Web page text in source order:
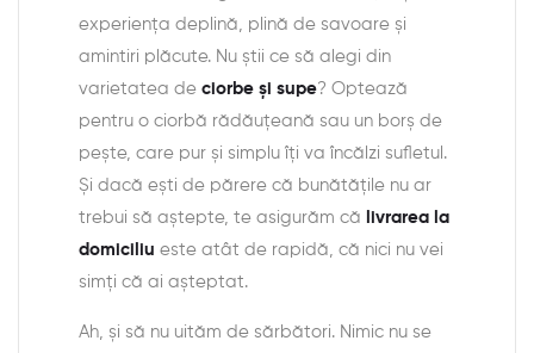
experiența deplină, plină de savoare și
amintiri plăcute. Nu știi ce să alegi din
varietatea de ciorbe şi supe? Optează
pentru o ciorbă rădăuțeană sau un borș de
pește, care pur și simplu îți va încălzi sufletul.
Și dacă ești de părere că bunătățile nu ar
trebui să aștepte, te asigurăm că livrarea la
domiciliu este atât de rapidă, că nici nu vei
simți că ai așteptat.
Ah, și să nu uităm de sărbători. Nimic nu se